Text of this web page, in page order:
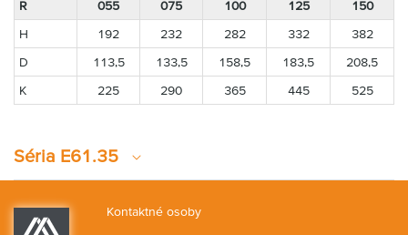
R 055 075 100 125
150
H
192 232 282 332
382
D
113,5 133,5 158,5 183,5
208,5
K
225 290 365 445 525
Séria E61.35
Kontaktné osoby